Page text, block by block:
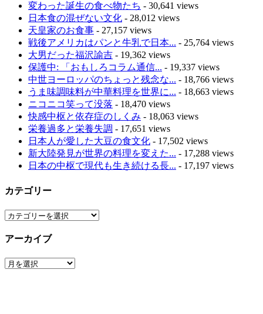
変わった誕生の食べ物たち - 30,641 views
日本食の混ぜない文化 - 28,012 views
天皇家のお食事 - 27,157 views
戦後アメリカはパンと牛乳で日本... - 25,764 views
大男だった福沢諭吉 - 19,362 views
保護中: 「おもしろコラム通信... - 19,337 views
中世ヨーロッパのちょっと残念な... - 18,766 views
うま味調味料が中華料理を世界に... - 18,663 views
ニコニコ笑って没落 - 18,470 views
快感中枢と依存症のしくみ - 18,063 views
栄養過多と栄養失調 - 17,651 views
日本人が愛した大豆の食文化 - 17,502 views
新大陸発見が世界の料理を変えた... - 17,288 views
日本の中枢で現代も生き続ける長... - 17,197 views
カテゴリー
カ
ゴ
ー
アーカイブ
ア